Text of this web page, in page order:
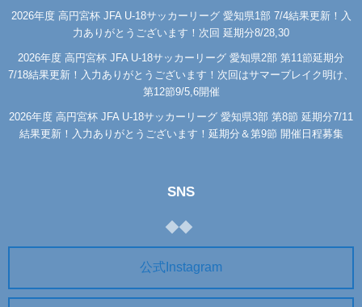
2026年度 高円宮杯 JFA U-18サッカーリーグ 愛知県1部 7/4結果更新！入
力ありがとうございます！次回 延期分8/28,30
2026年度 高円宮杯 JFA U-18サッカーリーグ 愛知県2部 第11節延期分
7/18結果更新！入力ありがとうございます！次回はサマーブレイク明け、
第12節9/5,6開催
2026年度 高円宮杯 JFA U-18サッカーリーグ 愛知県3部 第8節 延期分7/11
結果更新！入力ありがとうございます！延期分＆第9節 開催日程募集
SNS
公式Instagram